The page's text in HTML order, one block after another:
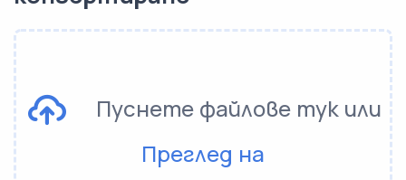
Пуснете файлове тук или
Преглед на